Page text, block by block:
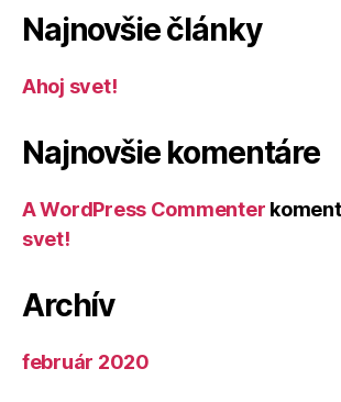
Najnovšie články
Ahoj svet!
Najnovšie komentáre
A WordPress Commenter
svet!
Archív
február 2020